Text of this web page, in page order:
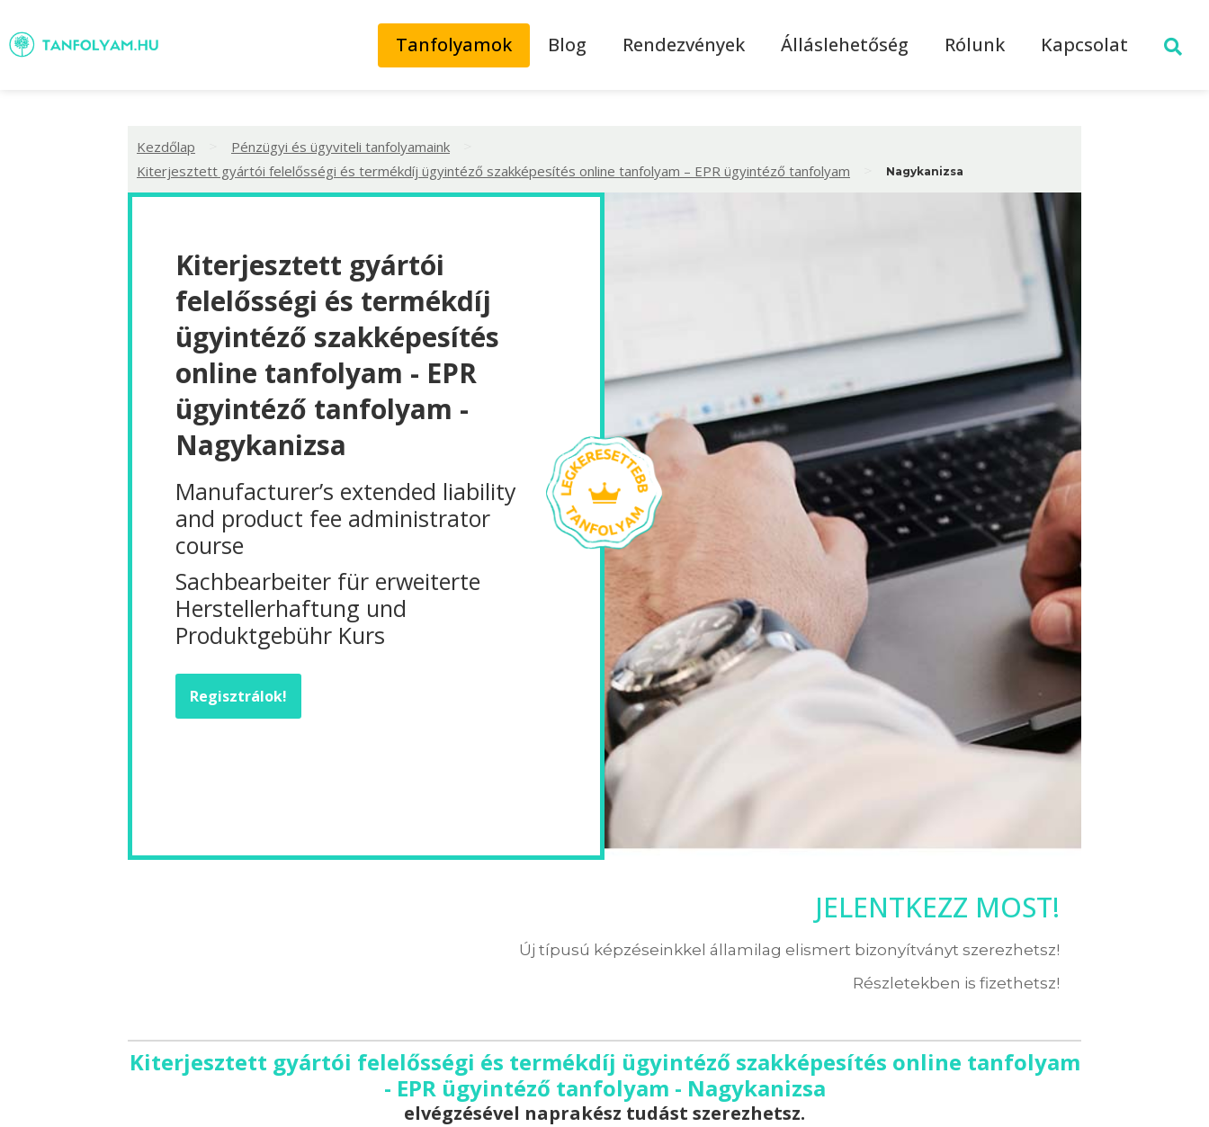
Tanfolyamok Blog Rendezvények Álláslehetőség Rólunk Kapcsolat
Kezdőlap Pénzügyi és ügyviteli tanfolyamaink
Kiterjesztett gyártói felelősségi és termékdíj ügyintéző szakképesítés online tanfolyam – EPR ügyintéző tanfolyam Nagykanizsa
Kiterjesztett gyártói
felelősségi és termékdíj
ügyintéző szakképesítés
online tanfolyam - EPR
ügyintéző tanfolyam -
Nagykanizsa
Manufacturer’s extended liability
and product fee administrator
course
Sachbearbeiter für erweiterte
Herstellerhaftung und
Produktgebühr Kurs
Regisztrálok!
JELENTKEZZ MOST!
Új típusú képzéseinkkel államilag elismert bizonyítványt szerezhetsz!
Részletekben is fizethetsz!
Kiterjesztett gyártói felelősségi és termékdíj ügyintéző szakképesítés online tanfolyam
- EPR ügyintéző tanfolyam - Nagykanizsa
elvégzésével naprakész tudást szerezhetsz.